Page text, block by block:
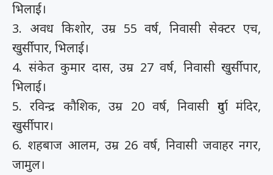
भिलाई।
3. अवध किशोर, उम्र 55 वर्ष, निवासी सेक्टर एच,
खुर्सीपार, भिलाई।
4. संकेत कुमार दास, उम्र 27 वर्ष, निवासी खुर्सीपार,
भिलाई।
5. रविन्द्र कौशिक, उम्र 20 वर्ष, निवासी दुर्गा मंदिर,
खुर्सीपार।
6. शहबाज आलम, उम्र 26 वर्ष, निवासी जवाहर नगर,
जामुल।